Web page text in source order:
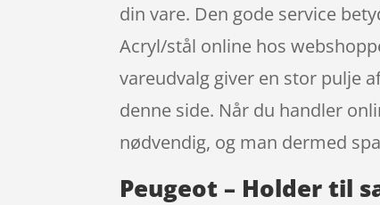
din vare. Den gode service
Acryl/stål online hos
vareudvalg giver en stor pulje
denne side. Når du handler
nødvendig, og man dermed
Peugeot – Holder til